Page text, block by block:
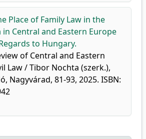
Place of Family Law in the
in Central and Eastern Europe
to Hungary.
of Central and Eastern
Law / Tibor Nochta (szerk.),
Nagyvárad, 81-93, 2025. ISBN: